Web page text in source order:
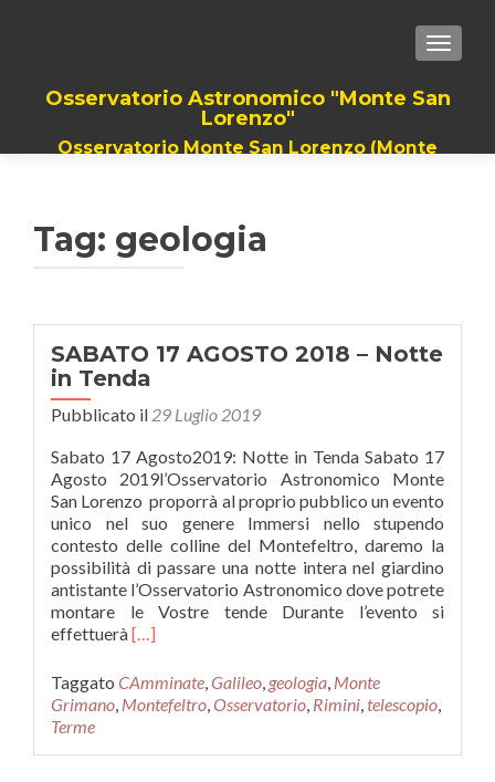
Osservatorio Astronomico "Monte San
Lorenzo"
Osservatorio Monte San Lorenzo (Monte
Tag: geologia
SABATO 17 AGOSTO 2018 – Notte
in Tenda
Pubblicato il 29 Luglio 2019
Sabato 17 Agosto2019: Notte in Tenda Sabato 17
Agosto 2019l’Osservatorio Astronomico Monte
San Lorenzo proporrà al proprio pubblico un evento
unico nel suo genere Immersi nello stupendo
contesto delle colline del Montefeltro, daremo la
possibilità di passare una notte intera nel giardino
antistante l’Osservatorio Astronomico dove potrete
montare le Vostre tende Durante l’evento si
effettueràLeggi
piùSABATO
17
AGOSTO
[…]
Taggato CAmminate,Galileo, geologia, Monte
Grimano, Montefeltro,Osservatorio, Rimini, telescopio,
Terme